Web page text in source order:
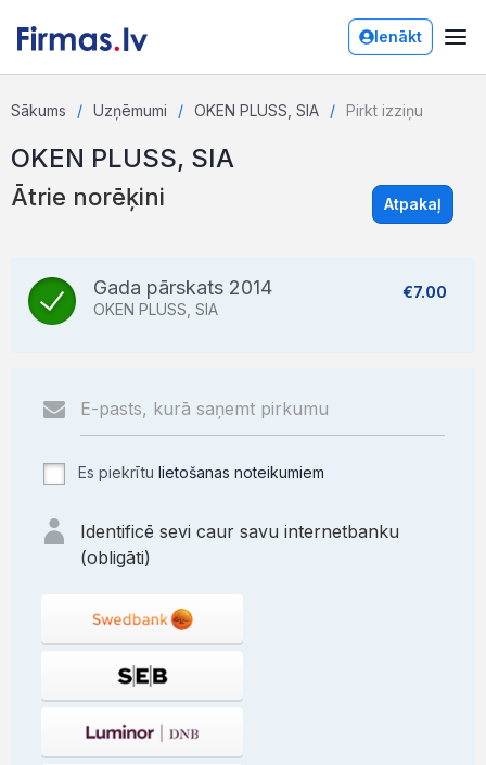
Ienākt
Sākums Uzņēmumi OKEN PLUSS, SIA Pirkt izziņu
OKEN PLUSS, SIA
Ātrie norēķini Atpakaļ
Gada pārskats 2014
OKEN PLUSS, SIA
€7.00
Es piekrītu lietošanas noteikumiem
Identificē sevi caur savu internetbanku
(obligāti)